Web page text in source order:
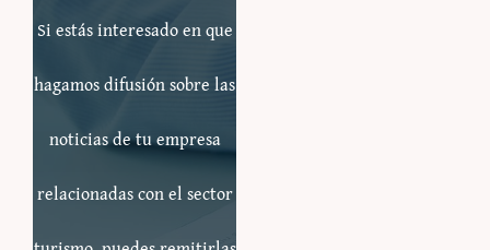
Si estás interesado en que
hagamos difusión sobre las
noticias de tu empresa
relacionadas con el sector